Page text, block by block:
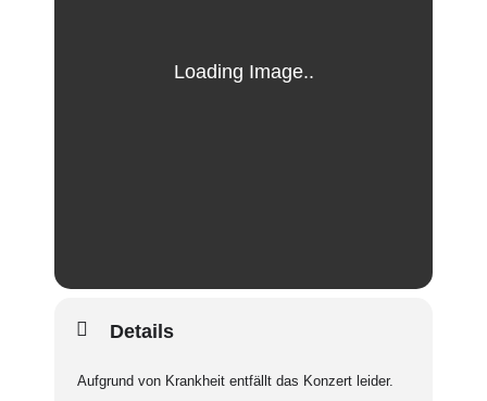
Details
Aufgrund von Krankheit entfällt das Konzert leider.